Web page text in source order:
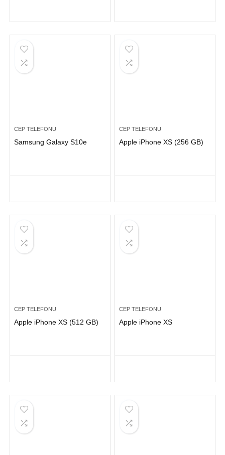
CEP TELEFONU
Samsung Galaxy S10e
CEP TELEFONU
Apple iPhone XS (256 GB)
CEP TELEFONU
Apple iPhone XS (512 GB)
CEP TELEFONU
Apple iPhone XS